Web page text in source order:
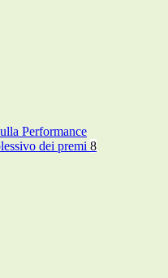
Performance
dei premi 8